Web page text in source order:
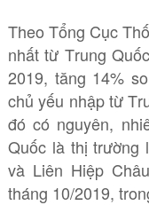
Theo Tổng Cục
nhất từ Trung
2019, tăng 14%
chủ yếu nhập từ
đó có nguyên,
Quốc là thị trường
và Liên Hiệp
tháng 10/2019,